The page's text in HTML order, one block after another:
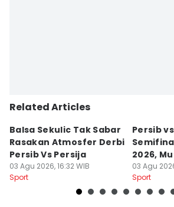
Related Articles
Balsa Sekulic Tak Sabar
Rasakan Atmosfer Derbi
Persib Vs Persija
03 Agu 2026, 16:32 WIB
Sport
Persib
2026,
Menang
03 Agu
Sport